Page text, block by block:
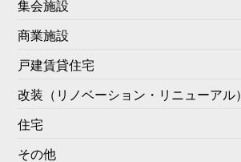
集会施設
商業施設
戸建賃貸住宅
改装（リノベーション・リニューアル）
住宅
その他